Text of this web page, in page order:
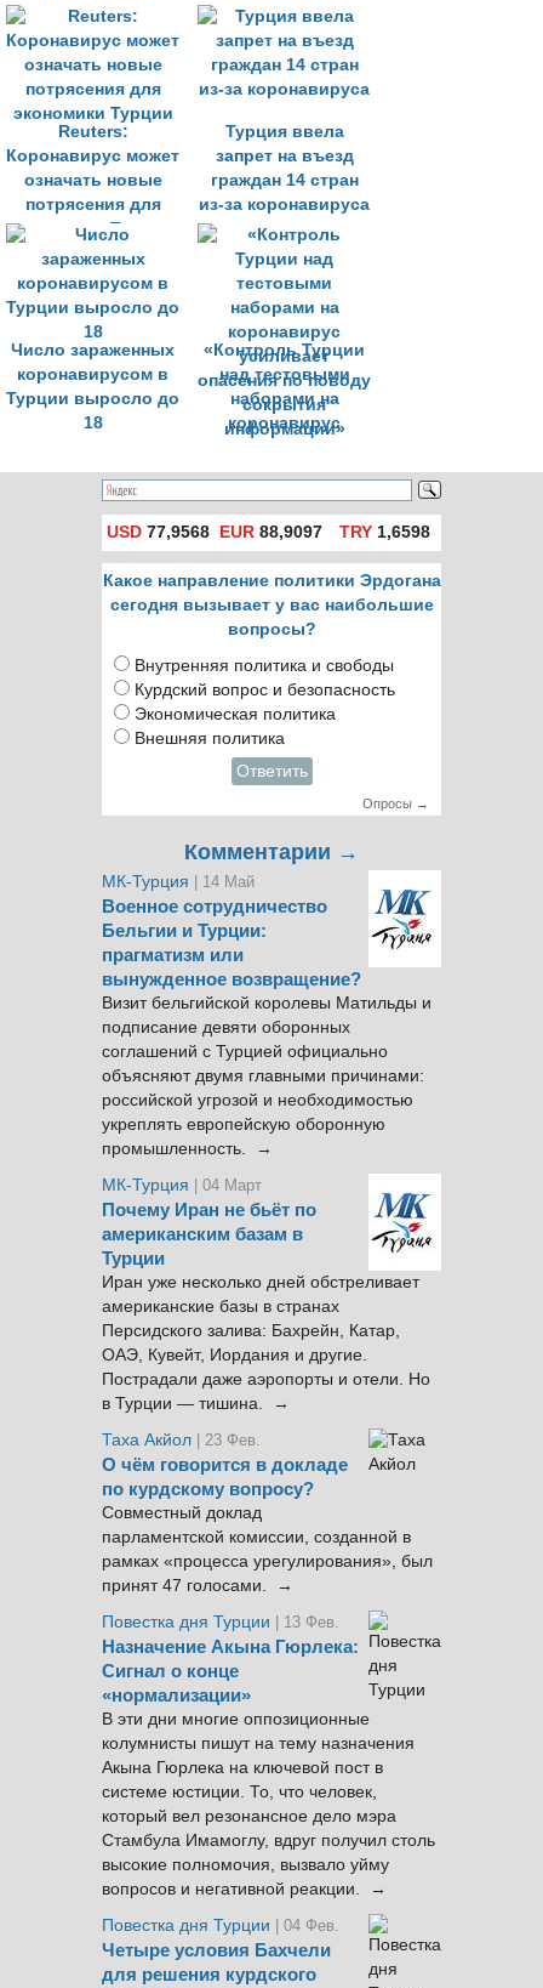
коронавируса
Reuters:
Коронавирус может
означать новые
потрясения для
экономики Турции
Турция ввела
запрет на въезд
граждан 14 стран
из-за коронавируса
Число зараженных
коронавирусом в
Турции выросло до
18
«Контроль Турции
над тестовыми
наборами на
коронавирус
опасения по поводу
сокрытия
информации»
USD 77,9568 EUR 88,9097 TRY1,6598
Какое направление политики Эрдогана
сегодня вызывает у вас наибольшие
вопросы?
Внутренняя политика и свободы
Курдский вопрос и безопасность
Экономическая политика
Внешняя политика
Ответить
Опросы →
Комментарии →
МК-Турция | 14 Май
Военное сотрудничество
Бельгии и Турции:
прагматизм или
вынужденное возвращение?
Визит бельгийской королевы Матильды и
подписание девяти оборонных
соглашений с Турцией официально
объясняют двумя главными причинами:
российской угрозой и необходимостью
укреплять европейскую оборонную
промышленность. →
МК-Турция
| 04 Март
Почему Иран не бьёт по
американским базам в
Турции
Иран уже несколько дней обстреливает
американские базы в странах
Персидского залива: Бахрейн, Катар,
ОАЭ, Кувейт, Иордания и другие.
Пострадали даже аэропорты и отели. Но
в Турции — тишина. →
Таха Акйол | 23 Фев.
О чём говорится в докладе
по курдскому вопросу?
Совместный доклад
парламентской комиссии, созданной в
рамках «процесса урегулирования», был
принят 47 голосами. →
Повестка дня Турции
| 13 Фев.
Назначение Акына Гюрлека:
Сигнал о конце
«нормализации»
В эти дни многие оппозиционные
колумнисты пишут на тему назначения
Акына Гюрлека на ключевой пост в
системе юстиции. То, что человек,
который вел резонансное дело мэра
Стамбула Имамоглу, вдруг получил столь
высокие полномочия, вызвало уйму
вопросов и негативной реакции. →
Повестка дня Турции
| 04 Фев.
Четыре условия Бахчели
для решения курдского